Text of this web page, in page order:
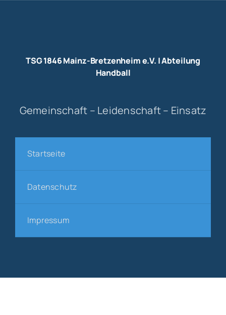
TSG 1846 Mainz-Bretzenheim e.V. | Abteilung
Handball
Gemeinschaft – Leidenschaft – Einsatz
Startseite
Datenschutz
Impressum